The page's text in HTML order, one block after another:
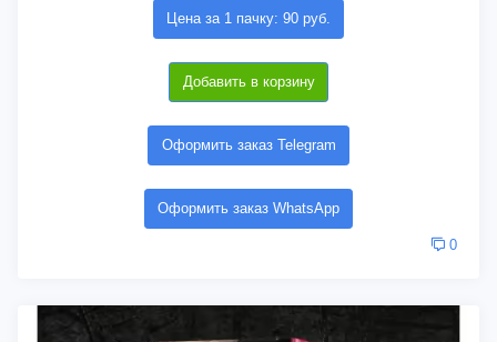
Цена за 1 пачку: 90 руб.
Добавить в корзину
Оформить заказ Telegram
Оформить заказ WhatsApp
0